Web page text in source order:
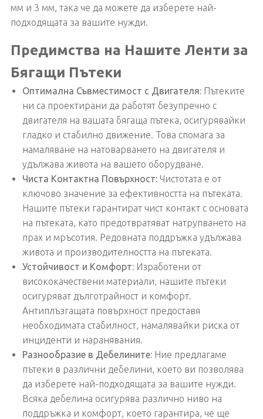
мм и 3 мм, така че да можете да изберете най-
подходящата за вашите нужди.
Предимства на Нашите Ленти за
Бягащи Пътеки
Оптимална Съвместимост с Двигателя:Пътеките
ни са проектирани да работят безупречно с
двигателя на вашата бягаща пътека, осигурявайки
гладко и стабилно движение. Това спомага за
намаляване на натоварването на двигателя и
удължава живота на вашето оборудване.
Чиста Контактна Повърхност:Чистотата е от
ключово значение за ефективността на пътеката.
Нашите пътеки гарантират чист контакт с основата
на пътеката, като предотвратяват натрупването на
прах и мръсотия. Редовната поддръжка удължава
живота и производителността на пътеката.
Устойчивост и Комфорт:Изработени от
висококачествени материали, нашите пътеки
осигуряват дълготрайност и комфорт.
Антиплъзгащата повърхност предоставя
необходимата стабилност, намалявайки риска от
инциденти и наранявания.
Разнообразие в Дебелините:Ние предлагаме
пътеки в различни дебелини, което ви позволява
да изберете най-подходящата за вашите нужди.
Всяка дебелина осигурява различно ниво на
поддръжка и комфорт, което гарантира, че ще